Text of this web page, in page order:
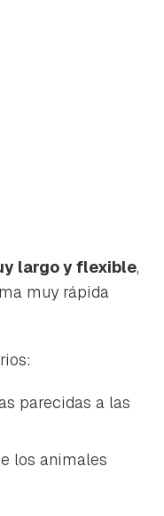
largo y flexible,
muy rápida
parecidas a las
los animales